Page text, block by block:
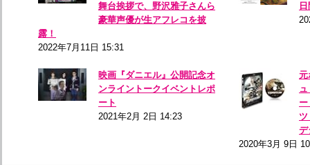
舞台挨拶で、野沢雅子さんら
豪華声優が生アフレコを披
露！
2022年7月11日 15:31
映画『ダニエル』公開記念オ
ンライントークイベントレポ
ート
2021年2月 2日 14:23
元
デ
2020年3月 9日